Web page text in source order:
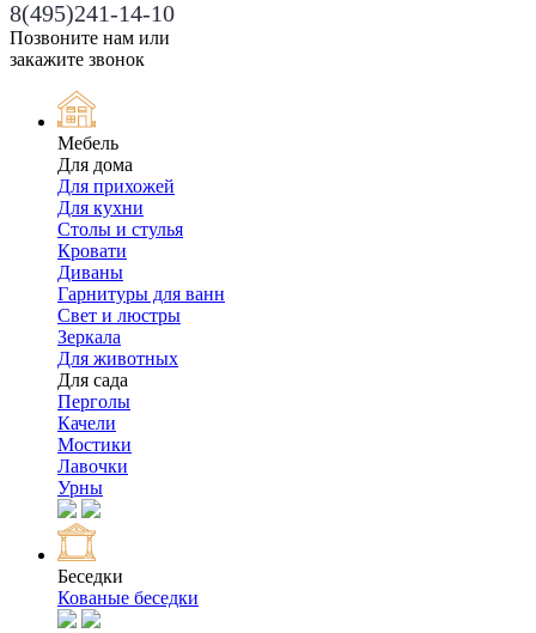
8(495)241-14-10
Позвоните нам или
закажите звонок
Мебель
Для дома
Для прихожей
Для кухни
Столы и стулья
Кровати
Диваны
Гарнитуры для ванн
Свет и люстры
Зеркала
Для животных
Для сада
Перголы
Качели
Мостики
Лавочки
Урны
Беседки
Кованые беседки